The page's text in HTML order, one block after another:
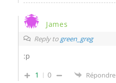
James
Reply to green_greg
:p
1
0 Répondre